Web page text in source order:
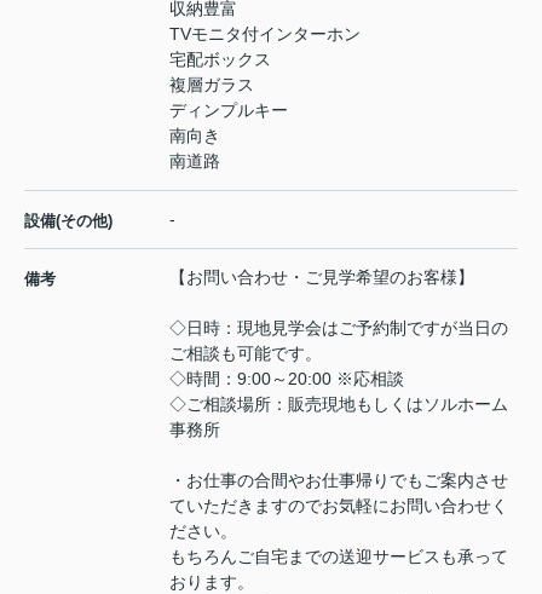
収納豊富
TVモニタ付インターホン
宅配ボックス
複層ガラス
ディンプルキー
南向き
南道路
設備(その他) -
備考 【お問い合わせ・ご見学希望のお客様】
◇日時：現地見学会はご予約制ですが当日の
ご相談も可能です。
◇時間：9:00～20:00 ※応相談
◇ご相談場所：販売現地もしくはソルホーム
事務所
・お仕事の合間やお仕事帰りでもご案内させ
ていただきますのでお気軽にお問い合わせく
ださい。
もちろんご自宅までの送迎サービスも承って
おります。